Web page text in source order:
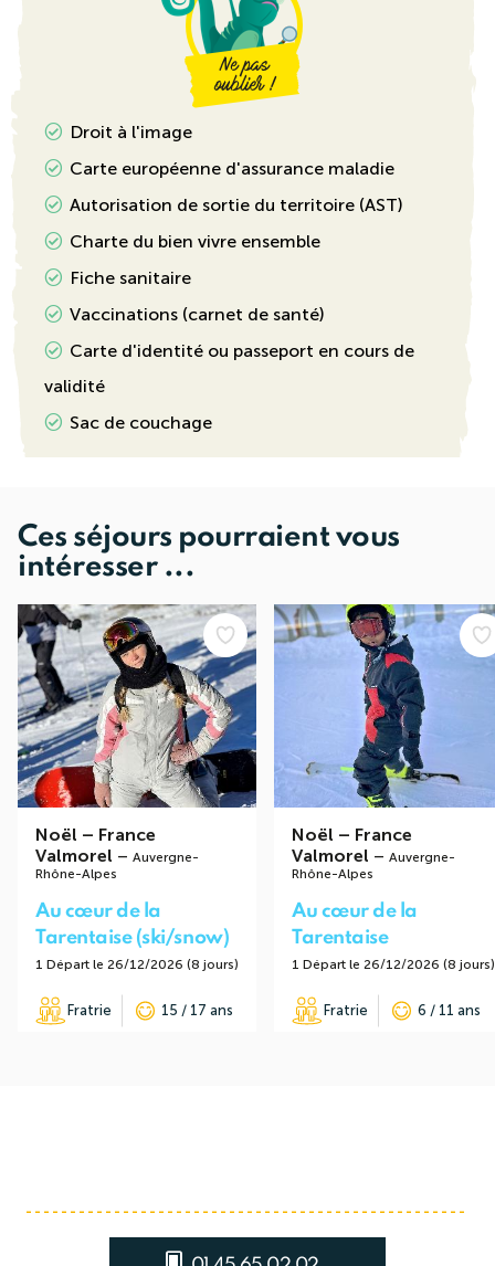
Droit à l'image
Carte européenne d'assurance maladie
Autorisation de sortie du territoire (AST)
Charte du bien vivre ensemble
Fiche sanitaire
Vaccinations (carnet de santé)
Carte d'identité ou passeport en cours de
validité
Sac de couchage
Ces séjours pourraient vous
intéresser ...
Noël – France
Valmorel – Auvergne-
Rhône-Alpes
Au cœur de la
Tarentaise (ski/snow)
1 Départ le 26/12/2026 (8 jours)
Fratrie 15 / 17 ans
Noël – France
Valmorel – Auvergne-
Rhône-Alpes
Au cœur de la
Tarentaise
1 Départ le 26/12/2026 (8 jours)
Fratrie 6 / 11 ans